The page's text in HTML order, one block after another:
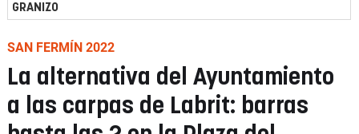
GRANIZO
SAN FERMÍN 2022
La alternativa del Ayuntamiento
a las carpas de Labrit: barras